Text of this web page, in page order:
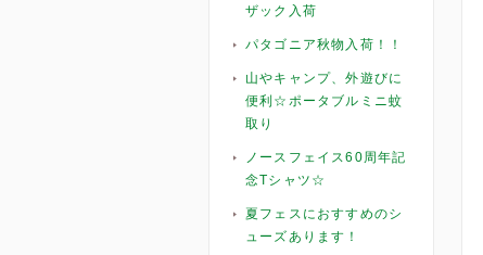
ザック入荷
パタゴニア秋物入荷！！
山やキャンプ、外遊びに
便利☆ポータブルミニ蚊
取り
ノースフェイス60周年記
念Tシャツ☆
夏フェスにおすすめのシ
ューズあります！